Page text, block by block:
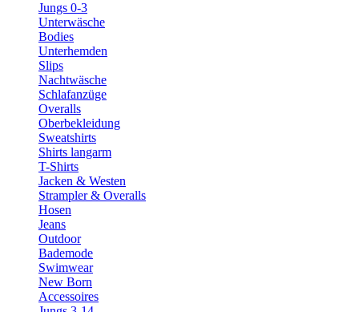
Jungs 0-3
Unterwäsche
Bodies
Unterhemden
Slips
Nachtwäsche
Schlafanzüge
Overalls
Oberbekleidung
Sweatshirts
Shirts langarm
T-Shirts
Jacken & Westen
Strampler & Overalls
Hosen
Jeans
Outdoor
Bademode
Swimwear
New Born
Accessoires